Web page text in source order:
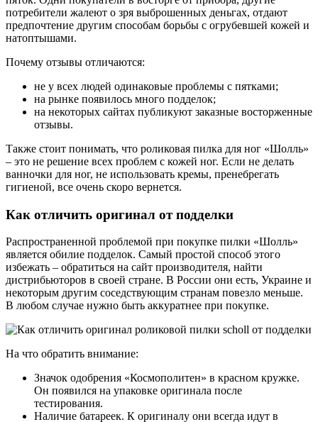
потребители жалеют о зря выброшенных деньгах, отдают
предпочтение другим способам борьбы с огрубевшей кожей и
натоптышами.
Почему отзывы отличаются:
не у всех людей одинаковые проблемы с пятками;
на рынке появилось много подделок;
на некоторых сайтах публикуют заказные восторженные
отзывы.
Также стоит понимать, что роликовая пилка для ног «Шолль»
– это не решение всех проблем с кожей ног. Если не делать
ванночки для ног, не использовать кремы, пренебрегать
гигиеной, все очень скоро вернется.
Как отличить оригинал от подделки
Распространенной проблемой при покупке пилки «Шолль»
является обилие подделок. Самый простой способ этого
избежать – обратиться на сайт производителя, найти
дистрибьюторов в своей стране. В России они есть, Украине и
некоторым другим соседствующим странам повезло меньше.
В любом случае нужно быть аккуратнее при покупке.
На что обратить внимание:
Значок одобрения «Космополитен» в красном кружке.
Он появился на упаковке оригинала после
тестирования.
Наличие батареек. К оригиналу они всегда идут в